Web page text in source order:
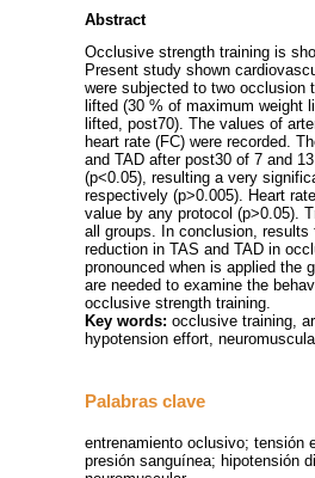
Abstract
Occlusive strength training is
Present study shown
were subjected to two occlusion
lifted (30 % of maximum weight
lifted, post70). The values of
heart rate (FC) were recorded.
and TAD after post30 of 7 and
(p<0.05), resulting a very
respectively (p>0.005). Heart
value by any protocol (p>0.05).
all groups. In conclusion,
reduction in TAS and TAD in
pronounced when is applied the
are needed to examine the
occlusive strength training.
Key words: occlusive training,
hypotension effort,
Palabras clave
entrenamiento oclusivo; tensión
presión sanguínea; hipotensión